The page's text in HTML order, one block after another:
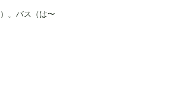
）。バス（は〜